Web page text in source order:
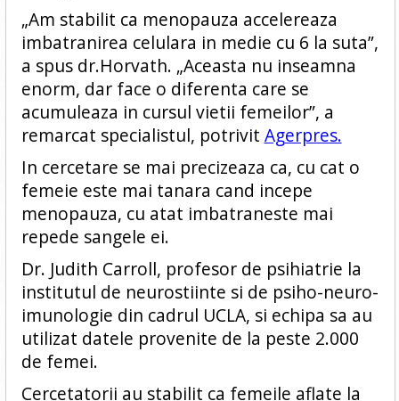
„Am stabilit ca menopauza accelereaza
imbatranirea celulara in medie cu 6 la suta”,
a spus dr.Horvath. „Aceasta nu inseamna
enorm, dar face o diferenta care se
acumuleaza in cursul vietii femeilor”, a
remarcat specialistul, potrivit Agerpres.
In cercetare se mai precizeaza ca, cu cat o
femeie este mai tanara cand incepe
menopauza, cu atat imbatraneste mai
repede sangele ei.
Dr. Judith Carroll, profesor de psihiatrie la
institutul de neurostiinte si de psiho-neuro-
imunologie din cadrul UCLA, si echipa sa au
utilizat datele provenite de la peste 2.000
de femei.
Cercetatorii au stabilit ca femeile aflate la